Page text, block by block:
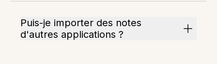
Puis-je importer des notes
d'autres applications ?